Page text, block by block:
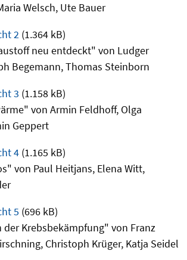
Welsch, Ute Bauer
2 (1.364 kB)
neu entdeckt" von Ludger
Begemann, Thomas Steinborn
3 (1.158 kB)
von Armin Feldhoff, Olga
Geppert
4 (1.165 kB)
von Paul Heitjans, Elena Witt,
5 (696 kB)
Krebsbekämpfung" von Franz
Christoph Krüger, Katja Seidel